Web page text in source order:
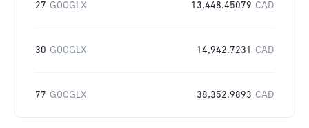
27 GOOGLX 13,448.45079 CAD
30 GOOGLX 14,942.7231 CAD
77 GOOGLX 38,352.9893 CAD